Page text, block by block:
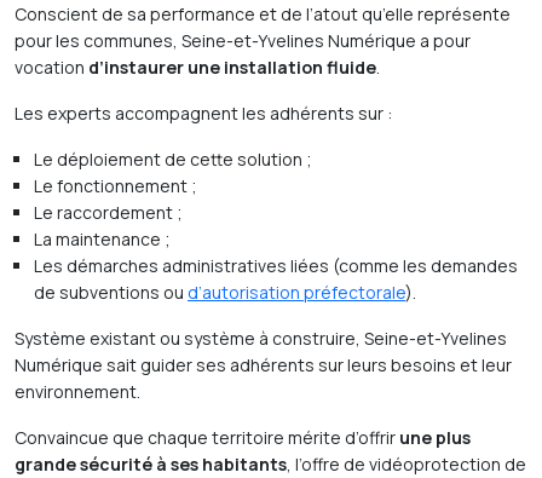
Conscient de sa performance et de l’atout qu’elle représente
pour les communes, Seine-et-Yvelines Numérique a pour
vocation d’instaurer une installation fluide.
Les experts accompagnent les adhérents sur :
Le déploiement de cette solution ;
Le fonctionnement ;
Le raccordement ;
La maintenance ;
Les démarches administratives liées (comme les demandes
de subventions ou d’autorisation préfectorale).
Système existant ou système à construire, Seine-et-Yvelines
Numérique sait guider ses adhérents sur leurs besoins et leur
environnement.
Convaincue que chaque territoire mérite d’offrir une plus
grande sécurité à ses habitants, l’offre de vidéoprotection de